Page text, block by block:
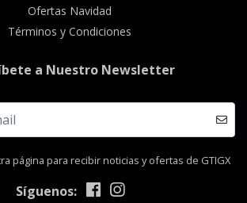
Ofertas Navidad
Términos y Condiciones
a Nuestro Newsletter
página para recibir noticias y ofertas de GTIGX
Síguenos: